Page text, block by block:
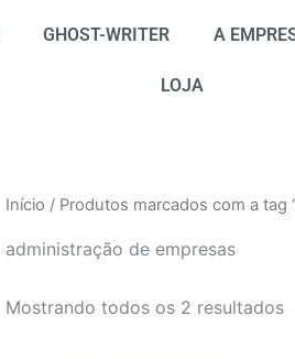
GHOST-WRITER A
LOJA
Início / Produtos marcados com a tag
administração de empresas
Mostrando todos os 2 resultados